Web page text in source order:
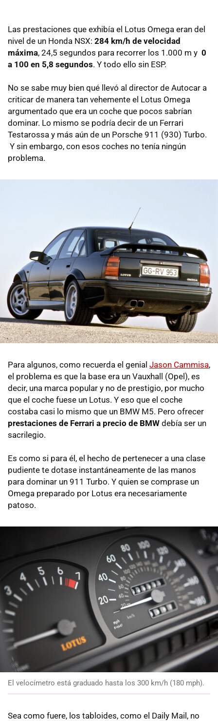
Las prestaciones que exhibía el Lotus Omega eran del
nivel de un Honda NSX: 284 km/h de velocidad
máxima, 24,5 segundos para recorrer los 1.000 m y 0
a 100 en 5,8 segundos. Y todo ello sin ESP.
No se sabe muy bien qué llevó al director de Autocar a
criticar de manera tan vehemente el Lotus Omega
argumentado que era un coche que pocos sabrían
dominar. Lo mismo se podría decir de un Ferrari
Testarossa y más aún de un Porsche 911 (930) Turbo.
Y sin embargo, con esos coches no tenía ningún
problema.
Para algunos, como recuerda el genial Jason Cammisa,
el problema es que la base era un Vauxhall (Opel), es
decir, una marca popular y no de prestigio, por mucho
que el coche fuese un Lotus. Y eso que el coche
costaba casi lo mismo que un BMW M5. Pero ofrecer
prestaciones de Ferrari a precio de BMW debía ser un
sacrilegio.
Es como si para él, el hecho de pertenecer a una clase
pudiente te dotase instantáneamente de las manos
para dominar un 911 Turbo. Y quien se comprase un
Omega preparado por Lotus era necesariamente
patoso.
El velocímetro está graduado hasta los 300 km/h (180 mph).
Sea como fuere, los tabloides, como el Daily Mail, no